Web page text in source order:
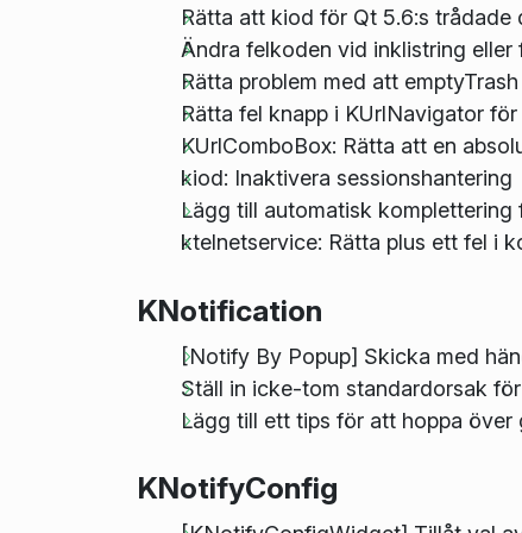
Rätta att kiod för Qt 5.6:s trådade
Ändra felkoden vid inklistring
Rätta problem med att
Rätta fel knapp i KUrlNavigator
KUrlComboBox: Rätta att en
kiod: Inaktivera sessionshantering
Lägg till automatisk
ktelnetservice: Rätta plus ett fel i
KNotification
[Notify By Popup] Skicka med
Ställ in icke-tom standardorsak
Lägg till ett tips för att hoppa
KNotifyConfig